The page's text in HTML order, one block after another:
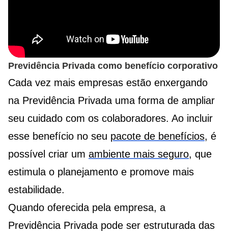
Previdência Privada como benefício corporativo
Cada vez mais empresas estão enxergando
na Previdência Privada uma forma de ampliar
seu cuidado com os colaboradores. Ao incluir
esse benefício no seu pacote de benefícios, é
possível criar um ambiente mais seguro, que
estimula o planejamento e promove mais
estabilidade.
Quando oferecida pela empresa, a
Previdência Privada pode ser estruturada das